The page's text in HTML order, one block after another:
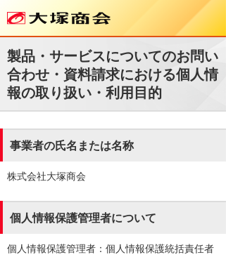
製品・サービスについてのお問い
合わせ・資料請求における個人情
報の取り扱い・利用目的
事業者の氏名または名称
株式会社大塚商会
個人情報保護管理者について
個人情報保護管理者：個人情報保護統括責任者